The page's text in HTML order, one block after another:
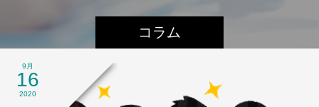
コラム
9月
16
2020